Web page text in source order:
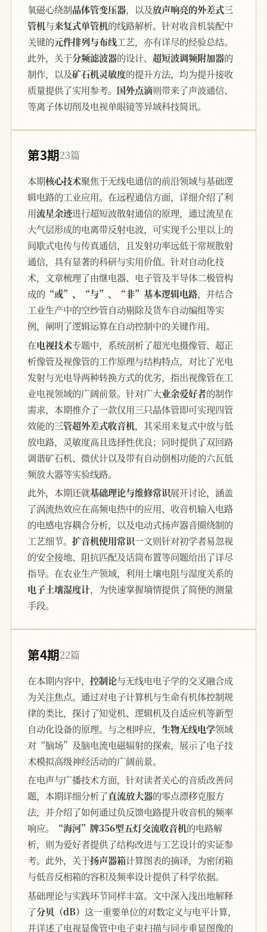
氧磁心绕制晶体管变压器，以及放声响亮的外差式三
管机与来复式单管机的线路解析。针对收音机装配中
关键的元件排列与布线工艺，亦有详尽的经验总结。
此外，关于分频滤波器的设计、 超短波调频附加器的
制作，以及矿石机灵敏度的提升方法，均为提升接收
质量提供了实用参考。 国外点滴则带来了声波通信、
等离子体切削及电视单眼镜等异域科技简讯。
第3期23篇
本期核心技术聚焦于无线电通信的前沿领域与基础逻
辑电路的工业应用。在远程通信方面，详细介绍了利
用流星余迹进行超短波散射通信的原理，通过流星在
大气层形成的电离带反射电波，可实现千公里以上的
间歇式电传与传真通信，且发射功率远低于常规散射
通信，具有显著的科研与实用价值。针对自动化技
术，文章梳理了由继电器、电子管及半导体二极管构
成的 “或”、“与”、“非”基本逻辑电路，并结合
工业生产中的空纱管自动剔除及货车自动编组等实
例，阐明了逻辑运算在自动控制中的关键作用。
在电视技术专题中，系统剖析了超光电摄像管、超正
析像管及视像管的工作原理与结构特点，对比了光电
发射与光电导两种转换方式的优劣，指出视像管在工
业电视领域的广阔前景。针对广大业余爱好者的制作
需求，本期推介了一款仅用三只晶体管即可实现四管
效能的三管超外差式收音机，其采用来复式中放与低
放电路，灵敏度高且选择性优良；同时提供了双回路
调谐矿石机、微伏计以及带有自动倒相功能的六瓦低
频放大器等实验线路。
此外，本期还就基础理论与维修常识展开讨论，涵盖
了涡流热效应在高频电热中的应用、收音机输入电路
的电感电容耦合分析，以及电动式扬声器音圈绕制的
工艺细节。 扩音机使用常识一文则针对初学者易忽视
的安全接地、阻抗匹配及话筒布置等问题给出了详尽
指导。在农业生产领域，利用土壤电阻与湿度关系的
电子土壤湿度计，为快速掌握墒情提供了简便的测量
手段。
第4期22篇
在本期内容中， 控制论与无线电电子学的交叉融合成
为关注焦点。通过对电子计算机与生命有机体控制规
律的类比，探讨了知觉机、逻辑机及自适应机等新型
自动化设备的原理。与之相呼应， 生物无线电学领域
对“脑场”及脑电流电磁辐射的探索，展示了电子技
术模拟高级神经活动的广阔前景。
在电声与广播技术方面，针对读者关心的音质改善问
题，本期详细分析了直流放大器的零点漂移克服方
法，并介绍了如何通过负反馈电路提升收音机的频率
响应。
“海河”牌356型五灯交流收音机的电路解
析，则为爱好者提供了结构改进与工艺设计的实证参
考。此外，关于扬声器箱计算图表的摘译，为密闭箱
与低音反相箱的容积及频率设计提供了科学依据。
基础理论与实践环节同样丰富。文中深入浅出地解释
了分贝（dB） 这一重要单位的对数定义与电平计算，
并详述了电视显像管中电子束扫描与同步重显图像的